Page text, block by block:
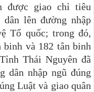
được giao chỉ tiêu
lên đường nhập
Tổ quốc; trong đó,
binh và 182 tân binh
Thái Nguyên đã
dân nhập ngũ đúng
Luật và giao quân